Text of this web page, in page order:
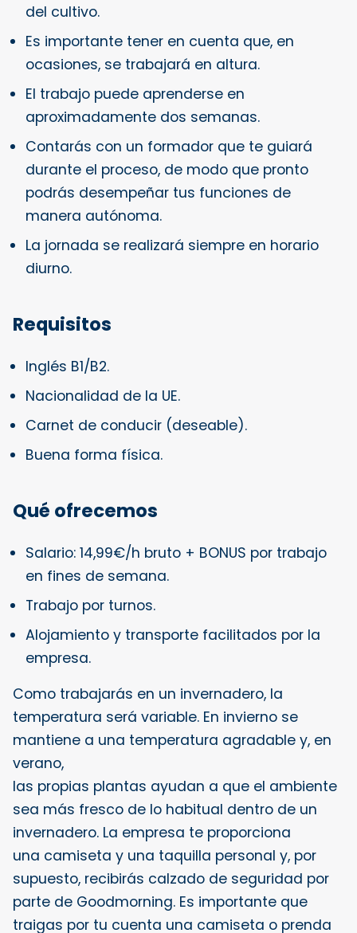
del cultivo.
Es importante tener en cuenta que, en
ocasiones, se trabajará en altura.
El trabajo puede aprenderse en
aproximadamente dos semanas.
Contarás con un formador que te guiará
durante el proceso, de modo que pronto
podrás desempeñar tus funciones de
manera autónoma.
La jornada se realizará siempre en horario
diurno.
Requisitos
Inglés B1/B2.
Nacionalidad de la UE.
Carnet de conducir (deseable).
Buena forma física.
Qué ofrecemos
Salario: 14,99€/h bruto + BONUS por trabajo
en fines de semana.
Trabajo por turnos.
Alojamiento y transporte facilitados por la
empresa.
Como trabajarás en un invernadero, la
temperatura será variable. En invierno se
mantiene a una temperatura agradable y, en
verano,
las propias plantas ayudan a que el ambiente
sea más fresco de lo habitual dentro de un
invernadero. La empresa te proporciona
una camiseta y una taquilla personal y, por
supuesto, recibirás calzado de seguridad por
parte de Goodmorning. Es importante que
traigas por tu cuenta una camiseta o prenda